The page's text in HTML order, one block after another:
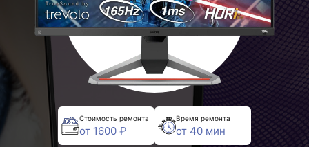
Стоимость ремонта
от 1600 ₽
Время ремонта
от 40 мин